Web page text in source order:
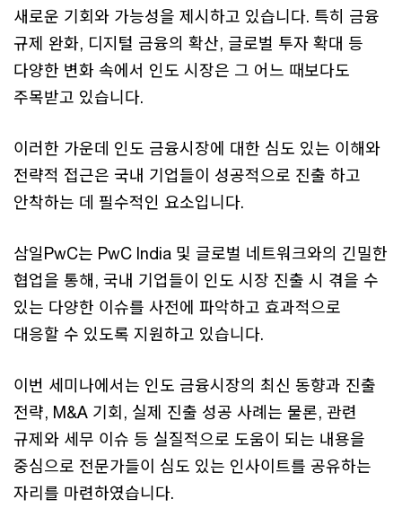
새로운 기회와 가능성을 제시하고 있습니다. 특히 금융
규제 완화, 디지털 금융의 확산, 글로벌 투자 확대 등
다양한 변화 속에서 인도 시장은 그 어느 때보다도
주목받고 있습니다.
이러한 가운데 인도 금융시장에 대한 심도 있는 이해와
전략적 접근은 국내 기업들이 성공적으로 진출 하고
안착하는 데 필수적인 요소입니다.
삼일PwC는 PwC India 및 글로벌 네트워크와의 긴밀한
협업을 통해, 국내 기업들이 인도 시장 진출 시 겪을 수
있는 다양한 이슈를 사전에 파악하고 효과적으로
대응할 수 있도록 지원하고 있습니다.
이번 세미나에서는 인도 금융시장의 최신 동향과 진출
전략, M&A 기회, 실제 진출 성공 사례는 물론, 관련
규제와 세무 이슈 등 실질적으로 도움이 되는 내용을
중심으로 전문가들이 심도 있는 인사이트를 공유하는
자리를 마련하였습니다.